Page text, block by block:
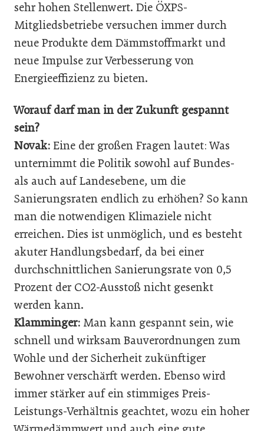
sehr hohen Stellenwert. Die ÖXPS-
Mitgliedsbetriebe versuchen immer durch
neue Produkte dem Dämmstoffmarkt und
neue Impulse zur Verbesserung von
Energieeffizienz zu bieten.
Worauf darf man in der Zukunft gespannt
sein?
Novak: Eine der großen Fragen lautet: Was
unternimmt die Politik sowohl auf Bundes-
als auch auf Landesebene, um die
Sanierungsraten endlich zu erhöhen? So kann
man die notwendigen Klimaziele nicht
erreichen. Dies ist unmöglich, und es besteht
akuter Handlungsbedarf, da bei einer
durchschnittlichen Sanierungsrate von 0,5
Prozent der CO2-Ausstoß nicht gesenkt
werden kann.
Klamminger: Man kann gespannt sein, wie
schnell und wirksam Bauverordnungen zum
Wohle und der Sicherheit zukünftiger
Bewohner verschärft werden. Ebenso wird
immer stärker auf ein stimmiges Preis-
Leistungs-Verhältnis geachtet, wozu ein hoher